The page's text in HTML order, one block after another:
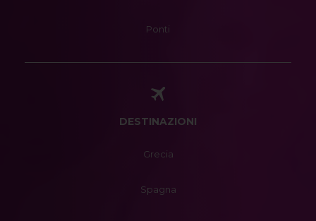
Ponti
DESTINAZIONI
Grecia
Spagna